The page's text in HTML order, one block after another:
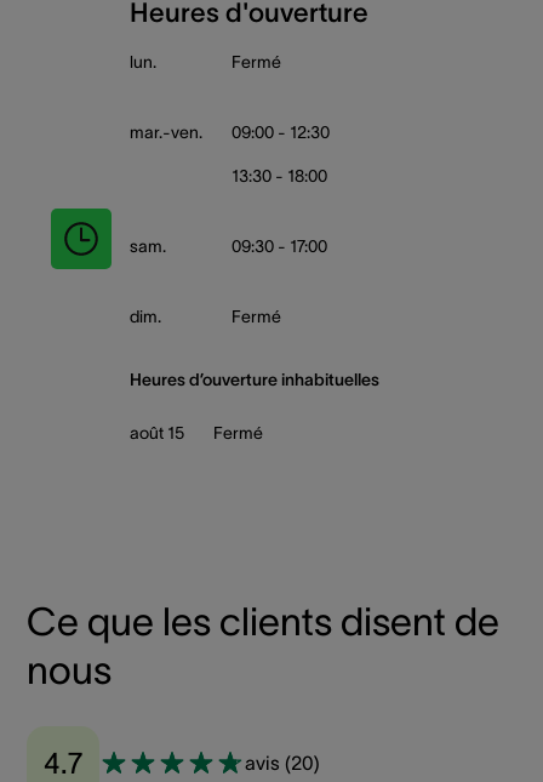
Heures d'ouverture
lun. Fermé
mar.-ven. 09:00 - 12:30
13:30 - 18:00
sam. 09:30 - 17:00
dim. Fermé
Heures d’ouverture inhabituelles
août 15 Fermé
Ce que les clients disent de
nous
4.7 avis (20)